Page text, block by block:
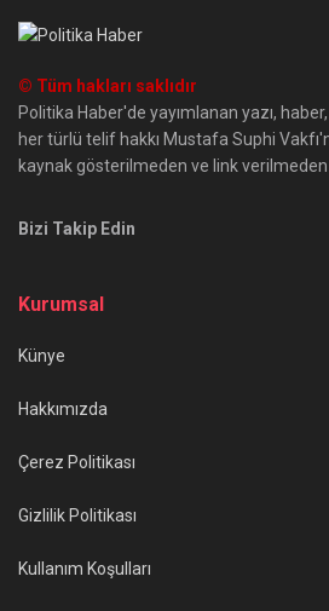
© Tüm hakları saklıdır
Politika Haber'de yayımlanan yazı,
her türlü telif hakkı Mustafa Suphi
kaynak gösterilmeden ve link verilmeden
Bizi Takip Edin
Kurumsal
Künye
Hakkımızda
Çerez Politikası
Gizlilik Politikası
Kullanım Koşulları